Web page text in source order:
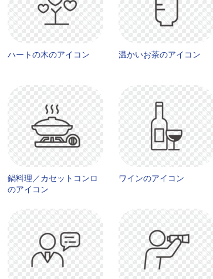
ハートの木のアイコン 温かいお茶のアイコン
鍋料理／カセットコンロ
のアイコン
ワインのアイコン